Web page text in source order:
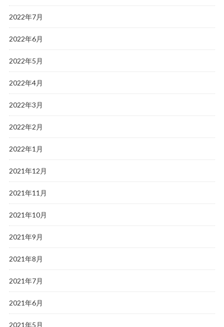
2022年7月
2022年6月
2022年5月
2022年4月
2022年3月
2022年2月
2022年1月
2021年12月
2021年11月
2021年10月
2021年9月
2021年8月
2021年7月
2021年6月
2021年5月